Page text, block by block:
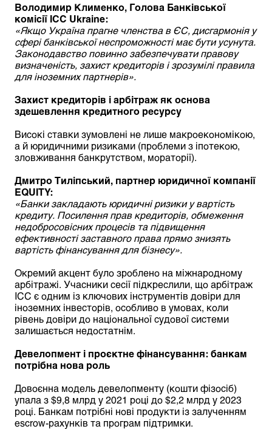
Володимир Клименко, Голова Банківської
комісії ICC Ukraine:
«Якщо Україна прагне членства в ЄС, дисгармонія у
сфері банківської неспроможності має бути усунута.
Законодавство повинно забезпечувати правову
визначеність, захист кредиторів і зрозумілі правила
для іноземних партнерів».
Захист кредиторів і арбітраж як основа
здешевлення кредитного ресурсу
Високі ставки зумовлені не лише макроекономікою,
а й юридичними ризиками (проблеми з іпотекою,
зловживання банкрутством, мораторії).
Дмитро Тиліпський, партнер юридичної компанії
EQUITY:
«Банки закладають юридичні ризики у вартість
кредиту. Посилення прав кредиторів, обмеження
недобросовісних процесів та підвищення
ефективності заставного права прямо знизять
вартість фінансування для бізнесу».
Окремий акцент було зроблено на міжнародному
арбітражі. Учасники сесії підкреслили, що арбітраж
ICC є одним із ключових інструментів довіри для
іноземних інвесторів, особливо в умовах, коли
рівень довіри до національної судової системи
залишається недостатнім.
Девелопмент і проєктне фінансування: банкам
потрібна нова роль
Довоєнна модель девелопменту (кошти фізосіб)
упала з $9,8 млрд у 2021 році до $2,2 млрд у 2023
році. Банкам потрібні нові продукти із залученням
escrow-рахунків та програм підтримки.